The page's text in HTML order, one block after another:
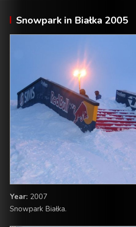
Snowpark in Białka 2005
Year: 2007
Snowpark Białka.